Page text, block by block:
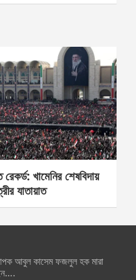
খামেনির শেষবিদায়
যাতায়াত
আবুল কাসেম ফজলুল হক মারা